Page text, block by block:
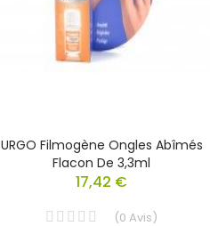
URGO Filmogène Ongles Abîmés
Flacon De 3,3ml
17,42 €
(0 Avis)